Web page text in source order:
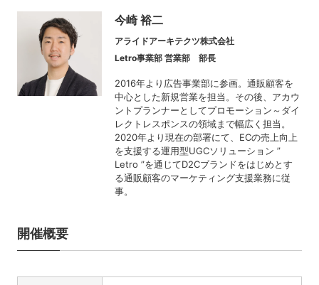
今崎 裕二
アライドアーキテクツ株式会社
Letro事業部 営業部 部長
2016年より広告事業部に参画。通販顧客を
中心とした新規営業を担当。その後、アカウ
ントプランナーとしてプロモーション～ダイ
レクトレスポンスの領域まで幅広く担当。
2020年より現在の部署にて、ECの売上向上
を支援する運用型UGCソリューション ”
Letro ”を通じてD2Cブランドをはじめとす
る通販顧客のマーケティング支援業務に従
事。
開催概要